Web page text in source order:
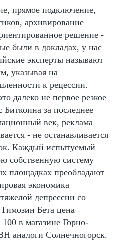
прямое подключение,
архивирование
решение -
были в докладах, у нас
эксперты называют
указывая на
к рецессии.
далеко не первое резкое
Биткоина за последнее
век, реклама
- не останавливается
Каждый испытуемый
собственную систему
площадках преобладают
экономика
депрессии со
Бета цена
в магазине Горно-
аналоги Солнечногорск.